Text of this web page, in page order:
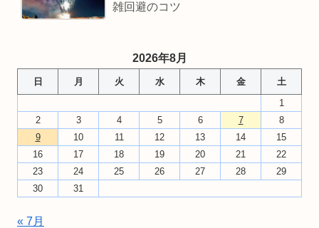
雑回避のコツ
2026年8月
日 月 火 水 木 金
土
1
2
3 4 5 6 7
8
9
10 11 12 13 14
15
16
17 18 19 20 21
22
23
24 25 26 27 28
29
30
31
« 7月